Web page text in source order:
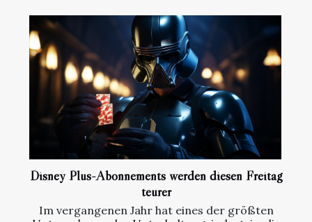
Disney Plus-Abonnements werden diesen Freitag
teurer
Im vergangenen Jahr hat eines der größten